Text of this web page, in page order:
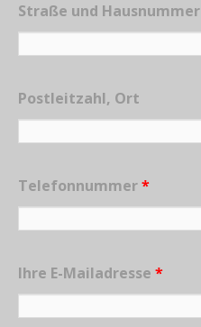
Straße und Hausnummer
Postleitzahl, Ort
Telefonnummer*
Ihre E-Mailadresse *